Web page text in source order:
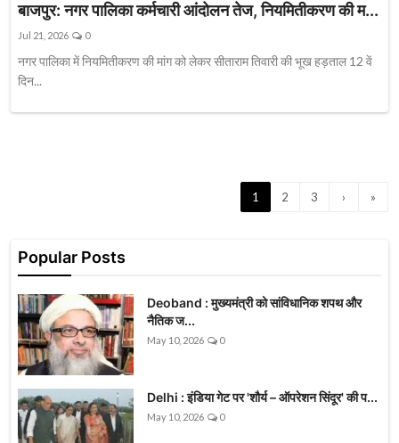
बाजपुर: नगर पालिका कर्मचारी आंदोलन तेज, नियमितीकरण की म...
Jul 21, 2026 0
नगर पालिका में नियमितीकरण की मांग को लेकर सीताराम तिवारी की भूख हड़ताल 12 वें
दिन...
1 2 3 › »
Popular Posts
Deoband : मुख्यमंत्री को सांविधानिक शपथ और
नैतिक ज...
May 10, 2026 0
Delhi : इंडिया गेट पर 'शौर्य – ऑपरेशन सिंदूर' की प...
May 10, 2026 0